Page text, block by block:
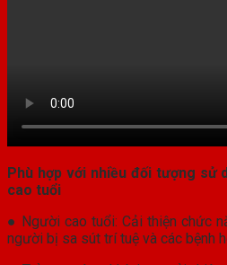
Phù hợp với nhiều đối tượng
cao tuổi
● Người cao tuổi: Cải thiện chức
người bị sa sút trí tuệ và các bệnh